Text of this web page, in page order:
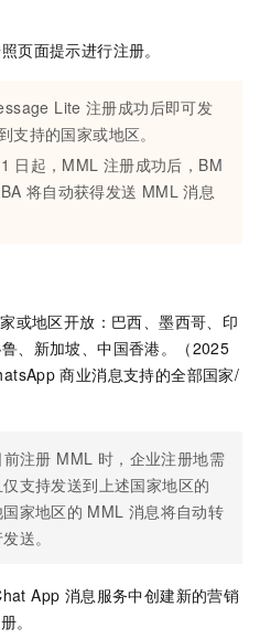
页面提示进行注册。
Lite 注册成功后即可发
支持的国家或地区。
1 日起，MML 注册成功后，BM
将自动获得发送 MML 消息
或地区开放：巴西、墨西哥、印
、新加坡、中国香港。（2025
商业消息支持的全部国家/
注册 MML 时，企业注册地需
支持发送到上述国家地区的
家地区的 MML 消息将自动转
送。
App 消息服务中创建新的营销
。